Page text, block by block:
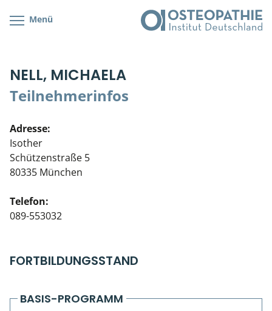
Menü
NELL, MICHAELA
Teilnehmerinfos
Adresse:
Isother
Schützenstraße 5
80335 München
Telefon:
089-553032
FORTBILDUNGSSTAND
BASIS-PROGRAMM
Cranial/Neurale Osteopathie
Parietale Osteopathie
Viszerale Osteopathie
Klinische & Praktische Kurse
Live Online-Kurse
Bonus-Programm
Veranstaltungsticket DB
Wissenswertes
Teilnehmerliste
Stellenbörse
Soziales Engagement